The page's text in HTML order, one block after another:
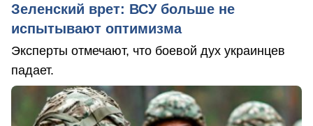
Зеленский врет: ВСУ больше не
испытывают оптимизма
Эксперты отмечают, что боевой дух украинцев
падает.